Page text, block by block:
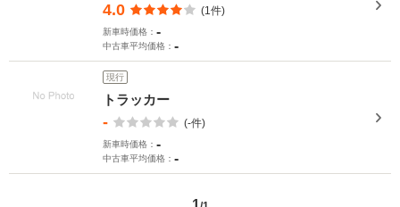
4.0 (1件)
新車時価格： -
中古車平均価格： -
現行
トラッカー
- (-件)
新車時価格： -
中古車平均価格： -